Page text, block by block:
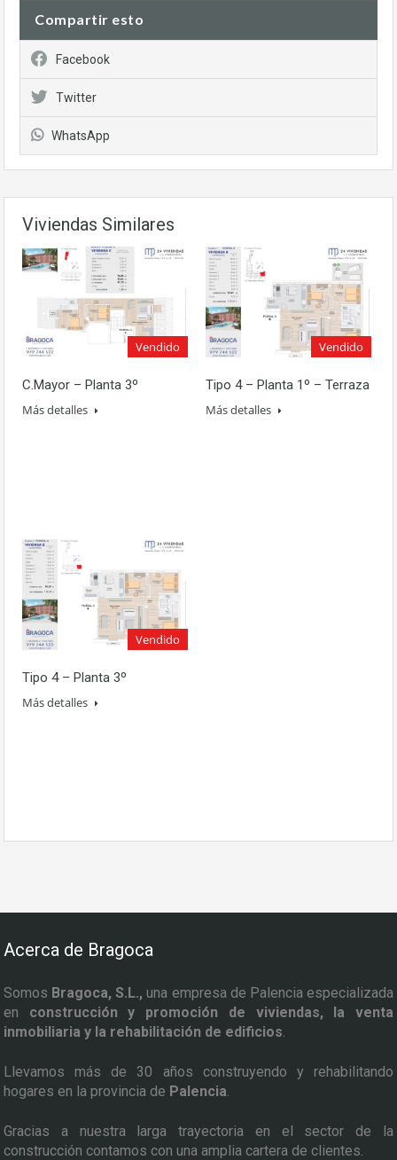
Compartir esto
Facebook
Twitter
WhatsApp
Viviendas Similares
Vendido
C.Mayor – Planta 3º
Más detalles
Vendido
Tipo 4 – Planta 1º – Terraza
Más detalles
Vendido
Tipo 4 – Planta 3º
Más detalles
Acerca de Bragoca
Somos Bragoca, S.L.,una empresa de Palencia especializada
en construcción y promoción de viviendas, la venta
inmobiliaria y la rehabilitación de edificios
Llevamos más de 30 años construyendo y rehabilitando
hogares en la provincia de Palencia
Gracias a nuestra larga trayectoria en el sector de la
construcción contamos con una amplia cartera de clientes.